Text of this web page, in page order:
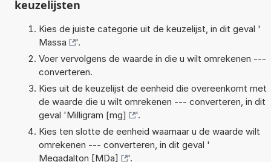
keuzelijsten
Kies de juiste categorie uit de keuzelijst, in dit geval '
Massa
'.
Voer vervolgens de waarde in die u wilt omrekenen ---
converteren.
Kies uit de keuzelijst de eenheid die overeenkomt met
de waarde die u wilt omrekenen --- converteren, in dit
geval 'Milligram [mg]
'.
Kies ten slotte de eenheid waarnaar u de waarde wilt
omrekenen --- converteren, in dit geval '
Megadalton [MDa]
'.